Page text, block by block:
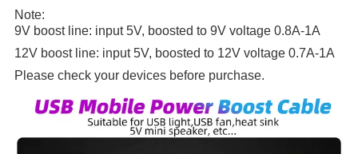
Note:
9V boost line: input 5V, boosted to 9V voltage 0.8A-1A
12V boost line: input 5V, boosted to 12V voltage 0.7A-1A
Please check your devices before purchase.